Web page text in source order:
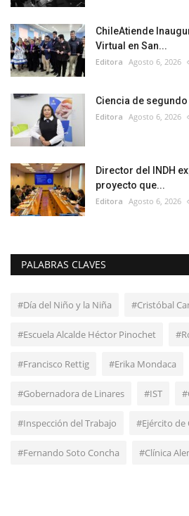
ChileAtiende
Virtual en San...
Editora Agosto 6, 2026
Ciencia de
Editora Agosto 6, 2026
Director del INDH
proyecto que...
Editora Agosto 6, 2026
PALABRAS CLAVES
#Día del Niño y la Niña #Cristóbal
#Escuela Alcalde Héctor Pinochet
#Francisco Rettig #Erika Mondaca
#Gobernadora de Linares #IST
#Inspección del Trabajo #Ejército de
#Fernando Soto Concha #Clínica